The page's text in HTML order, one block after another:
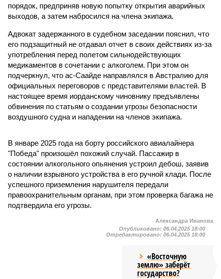
порядок, предприняв новую попытку открытия аварийных
выходов, а затем набросился на члена экипажа.
Адвокат задержанного в судебном заседании пояснил, что
его подзащитный не отдавал отчет в своих действиях из-за
употребления перед полетом сильнодействующих
медикаментов в сочетании с алкоголем. При этом он
подчеркнул, что ас-Саайде направлялся в Австралию для
официальных переговоров с представителями властей. В
настоящее время иорданскому чиновнику предъявлены
обвинения по статьям о создании угрозы безопасности
воздушного судна и нападении на членов экипажа.
В январе 2025 года на борту российского авиалайнера
"Победа" произошёл похожий случай. Пассажир в
состоянии алкогольного опьянения устроил дебош, заявив
о наличии взрывного устройства в его ручной клади. После
успешного приземления нарушителя передали
правоохранительным органам, при этом проверка багажа не
подтвердила его угрозы.
Александра Иванова
Опубликовано: 06.04.2025 18:00
Отредактировано: 06.04.2025 18:00
«Восточную
землю» заберёт
государство?